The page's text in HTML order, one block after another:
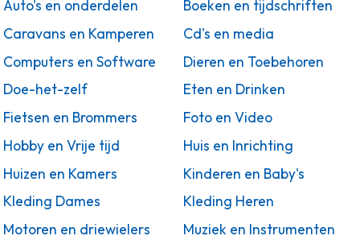
Auto's en onderdelen
Boeken en tijdschriften
Caravans en Kamperen
Cd's en media
Computers en Software
Dieren en Toebehoren
Doe-het-zelf
Eten en Drinken
Fietsen en Brommers
Foto en Video
Hobby en Vrije tijd
Huis en Inrichting
Huizen en Kamers
Kinderen en Baby's
Kleding Dames
Kleding Heren
Motoren en driewielers
Muziek en Instrumenten